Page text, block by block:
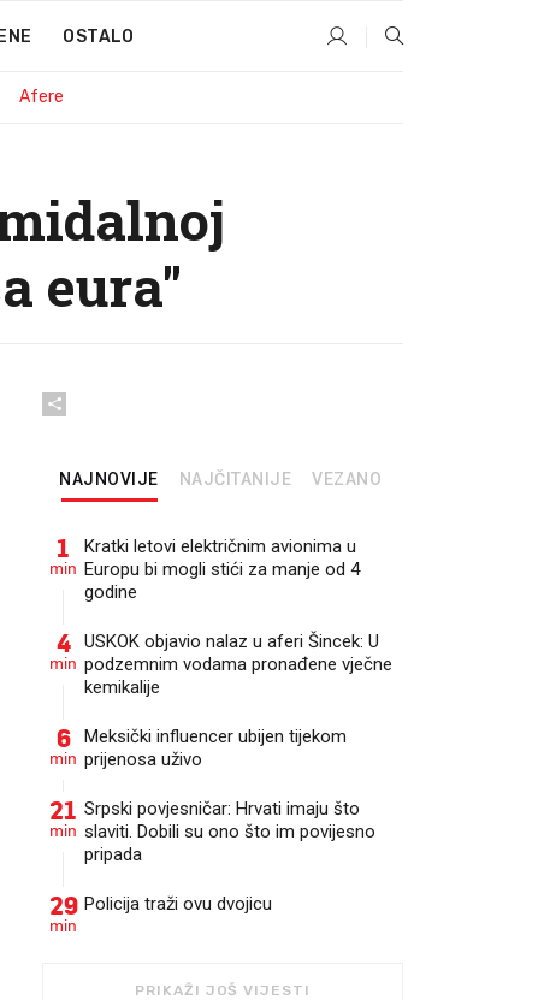
OSTALO
Afere
eura"
NAJNOVIJE NAJČITANIJE VEZANO
1
min
Kratki letovi električnim avionima u
Europu bi mogli stići za manje od 4
godine
4
min
USKOK objavio nalaz u aferi Šincek: U
podzemnim vodama pronađene vječne
kemikalije
6
min
Meksički influencer ubijen tijekom
prijenosa uživo
21
min
Srpski povjesničar: Hrvati imaju što
slaviti. Dobili su ono što im povijesno
pripada
29
min
Policija traži ovu dvojicu
PRIKAŽI JOŠ VIJESTI